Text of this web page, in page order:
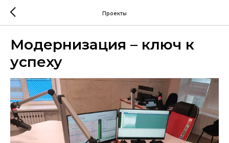
Проекты
Модернизация – ключ к
успеху